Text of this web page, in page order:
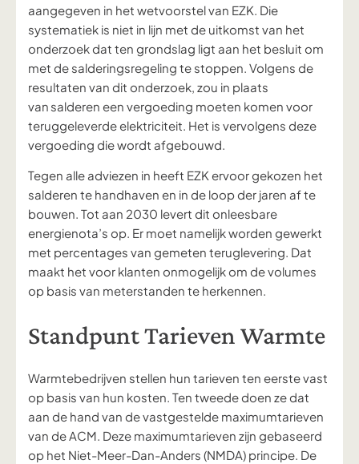
aangegeven in het wetvoorstel van EZK. Die
systematiek is niet in lijn met de uitkomst van het
onderzoek dat ten grondslag ligt aan het besluit om
met de salderingsregeling te stoppen. Volgens de
resultaten van dit onderzoek, zou in plaats
van salderen een vergoeding moeten komen voor
teruggeleverde elektriciteit. Het is vervolgens deze
vergoeding die wordt afgebouwd.
Tegen alle adviezen in heeft EZK ervoor gekozen het
salderen te handhaven en in de loop der jaren af te
bouwen. Tot aan 2030 levert dit onleesbare
energienota’s op. Er moet namelijk worden gewerkt
met percentages van gemeten teruglevering. Dat
maakt het voor klanten onmogelijk om de volumes
op basis van meterstanden te herkennen.
Standpunt Tarieven Warmte
Warmtebedrijven stellen hun tarieven ten eerste vast
op basis van hun kosten. Ten tweede doen ze dat
aan de hand van de vastgestelde maximumtarieven
van de ACM. Deze maximumtarieven zijn gebaseerd
op het Niet-Meer-Dan-Anders (NMDA) principe. De